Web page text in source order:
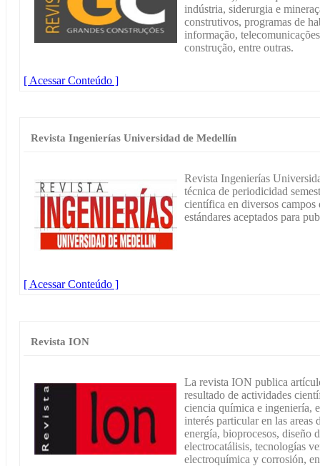
indústria, siderurgia e
construtivos, programas de
informação,
construção, entre outras.
[ Acessar Conteúdo ]
Revista Ingenierías Universidad de Medellín
Revista Ingenierías
técnica de periodicidad
científica en diversos
estándares aceptados para
[ Acessar Conteúdo ]
Revista ION
La revista ION publica
resultado de actividades
ciencia química e ingeniería,
interés particular en las areas
energía, bioprocesos, diseño
electrocatálisis, tecnologías
electroquímica y corrosión,